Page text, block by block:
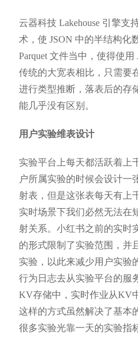
云器科技 Lakehouse 引擎支
术，使 JSON 中的半结构化
Parquet 文件当中，使得使
传统的大宽表相比，只需要
进行类型推断，落表后的存
能几乎没有区别。
用户实验维表设计
实验平台上每天都活跃着上
户所属实验的时候会设计一
射表，但是这张表每天有上
实时场景下我们必然无法在
射关系。小红书之前的实时
的形式限制了实验范围，并
实验，以此来减少用户实验
行为日志去从实验平台的服
KV存储中，实时作业从KV
这样的方式虽然解决了基本
很多实验光靠一天的实验指